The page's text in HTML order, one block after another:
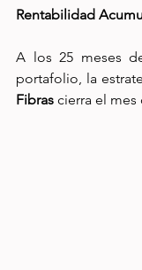
Rentabilidad
A los 25 meses
portafolio, la
Fibras cierra el mes